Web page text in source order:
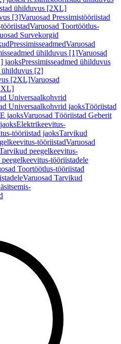
ühilduvus [2XL]
[3]Varuosad Pressimistööriistad
Varuosad Toortöötlus-
Survekorgid
PressimisseadmedVaruosad
ühilduvus [1]Varuosad
jaoksPressimisseadmed ühilduvus
ühilduvus [2]
[2XL]Varuosad
Universaalkohvrid
Universaalkohvrid jaoksTööriistad
jaoksVaruosad Tööriistad Geberit
Elektrikeevitus-
tööriistad jaoksTarvikud
tööriistadVaruosad
peegelkeevitus-
tööriistadele
Toortöötlus-tööriistad
Varuosad Tarvikud